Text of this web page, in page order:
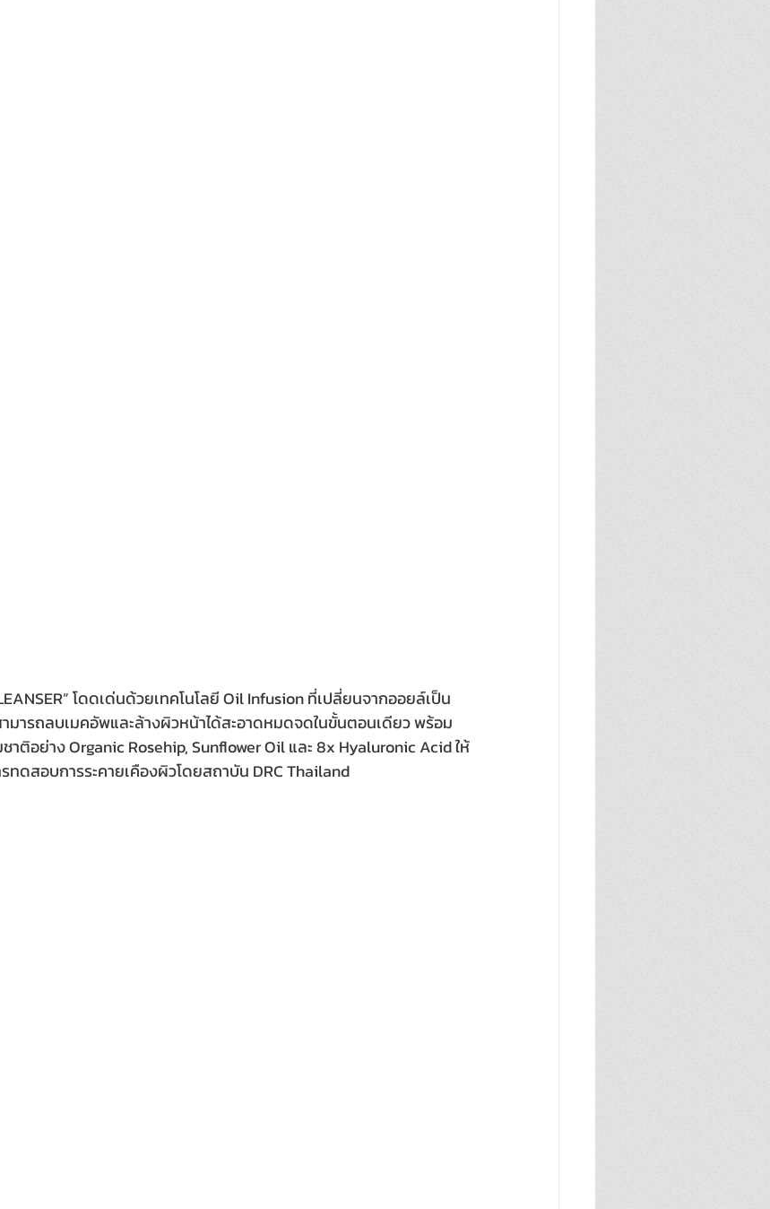
โดดเด่นด้วยเทคโนโลยี Oil Infusion ที่เปลี่ยนจากออยล์เป็น
ารถลบเมคอัพและล้างผิวหน้าได้สะอาดหมดจดในขั้นตอนเดียว พร้อม
ติอย่าง Organic Rosehip, Sunflower Oil และ 8x Hyaluronic Acid ให้
ดสอบการระคายเคืองผิวโดยสถาบัน DRC Thailand